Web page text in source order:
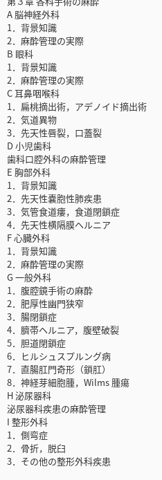
A 脳神経外科
1．背景知識
2．麻酔管理の実際
B 眼科
1．背景知識
2．麻酔管理の実際
C 耳鼻咽喉科
1．扁桃摘出術，アデノイド摘出術
2．気道異物
3．先天性唇裂，口蓋裂
D 小児歯科
歯科口腔外科の麻酔管理
E 胸部外科
1．背景知識
2．先天性嚢胞性肺疾患
3．気管食道瘻，食道閉鎖症
4．先天性横隔膜ヘルニア
F 心臓外科
1．背景知識
2．麻酔管理の実際
G 一般外科
1．腹腔鏡手術の麻酔
2．肥厚性幽門狭窄
3．腸閉鎖症
4．臍帯ヘルニア，腹壁破裂
5．胆道閉鎖症
6．ヒルシュスプルング病
7．直腸肛門奇形（鎖肛）
8．神経芽細胞腫，Wilms 腫瘍
H 泌尿器科
泌尿器科疾患の麻酔管理
I 整形外科
1．側弯症
2．骨折，脱臼
3．その他の整形外科疾患